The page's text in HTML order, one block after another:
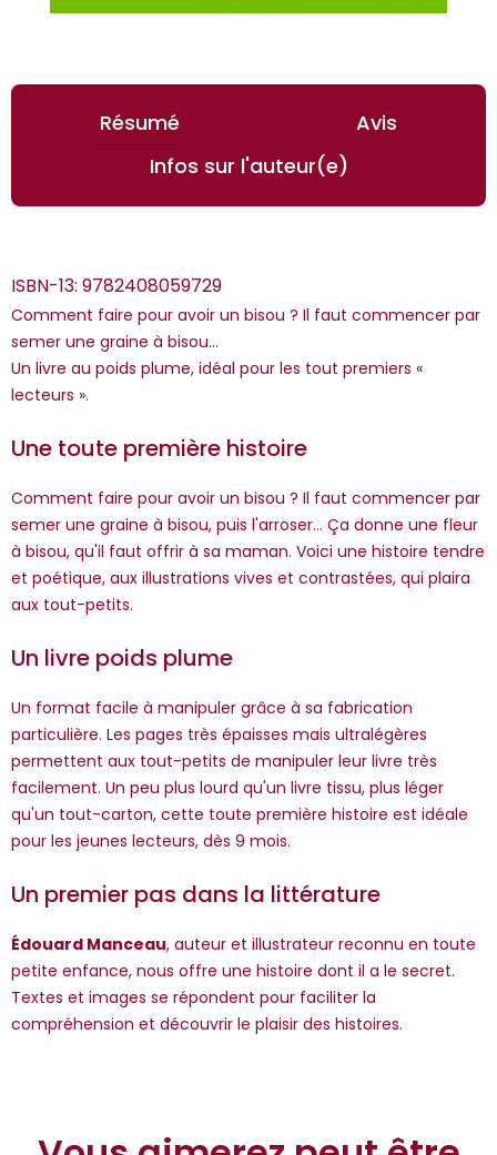
Résumé
Avis
Infos sur l'auteur(e)
ISBN-13: 9782408059729
Comment faire pour avoir un bisou ? Il faut commencer par
semer une graine à bisou...
Un livre au poids plume, idéal pour les tout premiers «
lecteurs ».
Une toute première histoire
Comment faire pour avoir un bisou ? Il faut commencer par
semer une graine à bisou, puis l'arroser... Ça donne une fleur
à bisou, qu'il faut offrir à sa maman. Voici une histoire tendre
et poétique, aux illustrations vives et contrastées, qui plaira
aux tout-petits.
Un livre poids plume
Un format facile à manipuler grâce à sa fabrication
particulière. Les pages très épaisses mais ultralégères
permettent aux tout-petits de manipuler leur livre très
facilement. Un peu plus lourd qu'un livre tissu, plus léger
qu'un tout-carton, cette toute première histoire est idéale
pour les jeunes lecteurs, dès 9 mois.
Un premier pas dans la littérature
Édouard Manceau, auteur et illustrateur reconnu en toute
petite enfance, nous offre une histoire dont il a le secret.
Textes et images se répondent pour faciliter la
compréhension et découvrir le plaisir des histoires.